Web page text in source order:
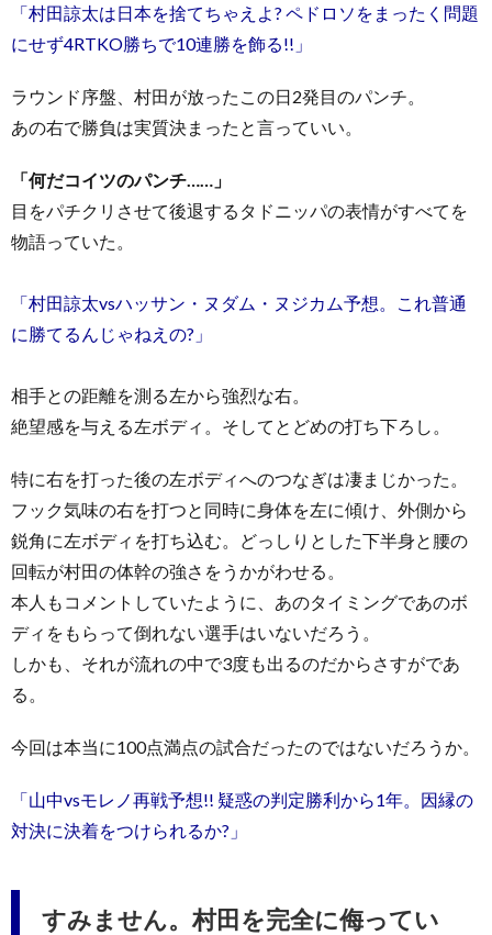
「村田諒太は日本を捨てちゃえよ? ペドロソをまったく問題
にせず4RTKO勝ちで10連勝を飾る!!」
ラウンド序盤、村田が放ったこの日2発目のパンチ。
あの右で勝負は実質決まったと言っていい。
「何だコイツのパンチ……」
目をパチクリさせて後退するタドニッパの表情がすべてを
物語っていた。
「村田諒太vsハッサン・ヌダム・ヌジカム予想。これ普通
に勝てるんじゃねえの?」
相手との距離を測る左から強烈な右。
絶望感を与える左ボディ。そしてとどめの打ち下ろし。
特に右を打った後の左ボディへのつなぎは凄まじかった。
フック気味の右を打つと同時に身体を左に傾け、外側から
鋭角に左ボディを打ち込む。どっしりとした下半身と腰の
回転が村田の体幹の強さをうかがわせる。
本人もコメントしていたように、あのタイミングであのボ
ディをもらって倒れない選手はいないだろう。
しかも、それが流れの中で3度も出るのだからさすがであ
る。
今回は本当に100点満点の試合だったのではないだろうか。
「山中vsモレノ再戦予想!! 疑惑の判定勝利から1年。因縁の
対決に決着をつけられるか?」
すみません。村田を完全に侮ってい